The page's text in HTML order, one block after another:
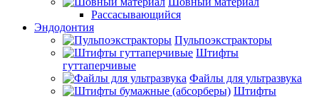
Рассасывающийся
Эндодонтия
Пульпоэкстракторы
Штифты
гуттаперчивые
Файлы для ультразвука
Штифты